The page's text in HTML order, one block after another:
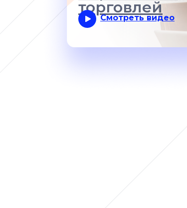
торговлей
Смотреть видео